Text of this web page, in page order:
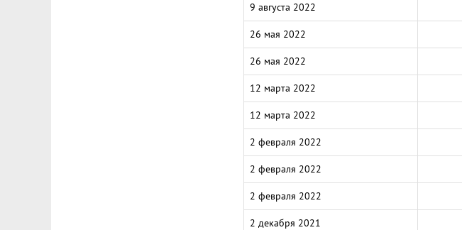
9 августа 2022
26 мая 2022
26 мая 2022
12 марта 2022
12 марта 2022
2 февраля 2022
2 февраля 2022
2 февраля 2022
2 декабря 2021